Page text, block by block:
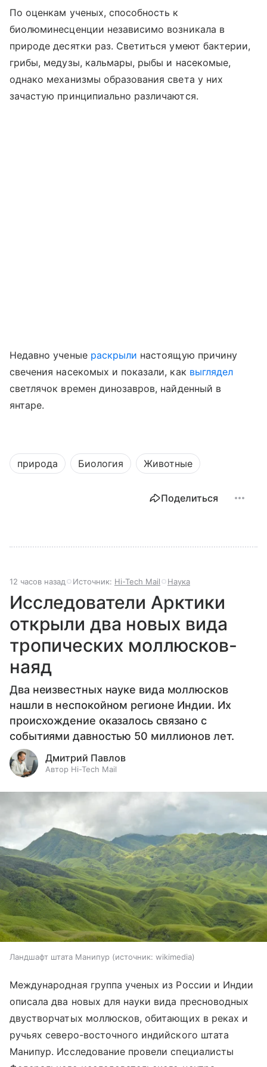
По оценкам ученых, способность к
биолюминесценции независимо возникала в
природе десятки раз. Светиться умеют бактерии,
грибы, медузы, кальмары, рыбы и насекомые,
однако механизмы образования света у них
зачастую принципиально различаются.
Недавно ученые раскрыли настоящую причину
свечения насекомых и показали, как выглядел
светлячок времен динозавров, найденный в
янтаре.
природа Биология Животные
Поделиться
12 часов назад Источник: Hi-Tech Mail Наука
Исследователи Арктики
открыли два новых вида
тропических моллюсков-
наяд
Два неизвестных науке вида моллюсков
нашли в неспокойном регионе Индии. Их
происхождение оказалось связано с
событиями давностью 50 миллионов лет.
Дмитрий Павлов
Автор Hi-Tech Mail
Ландшафт штата Манипур источник: wikimedia
Международная группа ученых из России и Индии
описала два новых для науки вида пресноводных
двустворчатых моллюсков, обитающих в реках и
ручьях северо-восточного индийского штата
Манипур. Исследование провели специалисты